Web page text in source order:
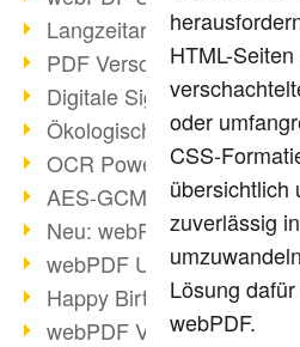
Langzeitarchivierung mit
PDF Verschlüsselung
Digitale Signaturen
Ökologischen Abdruck
OCR Power für Profis
AES-GCM-Unterstützung
Neu: webPDF Developer
webPDF Update
Happy Birthday, PDF!
webPDF Video-Session 4
HTML-
oder
CSS-
übersichtlich
zuverlässig
Lösung
webPDF.